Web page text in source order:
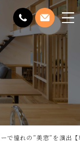
メ
ニ
を
開
く
で憧れの”美窓”を演出